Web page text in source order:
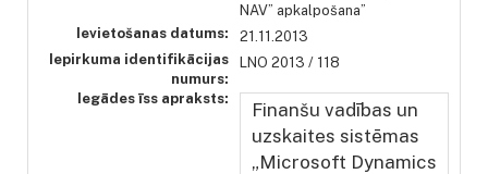
NAV” apkalpošana”
Ievietošanas datums:
21.11.2013
Iepirkuma identifikācijas
numurs:
LNO 2013 / 118
Iegādes īss apraksts:
Finanšu vadības un
uzskaites sistēmas
„Microsoft Dynamics